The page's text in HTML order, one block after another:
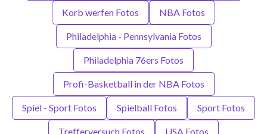
Korb werfen Fotos NBA Fotos
Philadelphia - Pennsylvania Fotos
Philadelphia 76ers Fotos
Profi-Basketball in der NBA Fotos
Spiel - Sport Fotos Spielball Fotos Sport Fotos
Trefferversuch Fotos USA Fotos